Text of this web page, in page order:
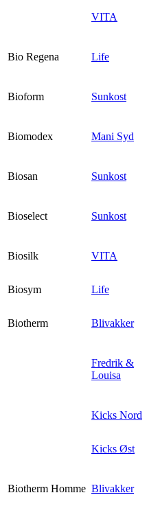
VITA
Bio Regena Life
Bioform Sunkost
Biomodex Mani Syd
Biosan Sunkost
Bioselect Sunkost
Biosilk VITA
Biosym
Life
Biotherm Blivakker
Fredrik &
Louisa
Kicks Nord
Kicks Øst
Biotherm Homme Blivakker